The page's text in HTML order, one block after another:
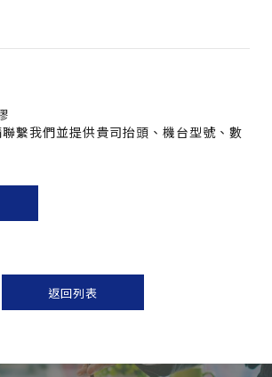
繫我們並提供貴司抬頭、機台型號、數
返回列表